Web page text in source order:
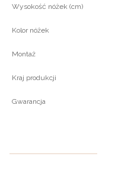
Wysokość nóżek (cm)
Kolor nóżek
Montaż
Kraj produkcji
Gwarancja